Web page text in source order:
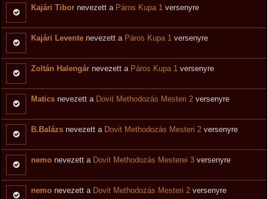
Kajári Tibor nevezett a Páros Kupa 1 versenyre
Kajári Levente nevezett a Páros Kupa 1 versenyre
Zoltán Halengár nevezett a Páros Kupa 1 versenyre
Matics nevezett a Dovit Methodozás Mesteri 2 versenyre
B.Balázs nevezett a Dovit Methodozás Mesteri 2 versenyre
nemo nevezett a Dovit Methodozás Mesterei 3 versenyre
nemo nevezett a Dovit Methodozás Mesteri 2 versenyre